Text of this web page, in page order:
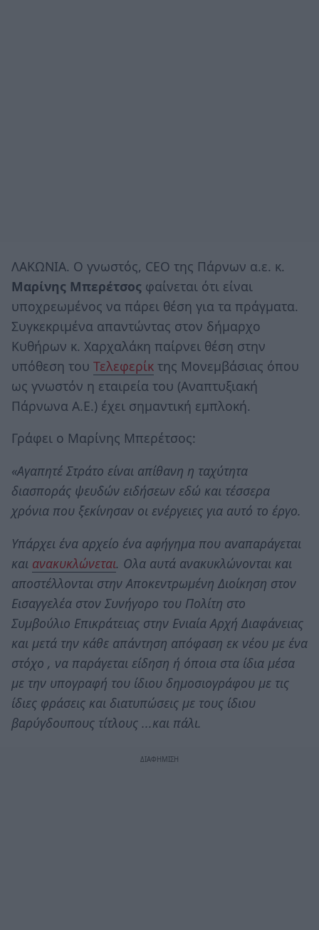
ΛΑΚΩΝΙΑ. O γνωστός, CEO της Πάρνων α.ε. κ.
Μαρίνης Μπερέτσος φαίνεται ότι είναι
υποχρεωμένος να πάρει θέση για τα πράγματα.
Συγκεκριμένα απαντώντας στον δήμαρχο
Κυθήρων κ. Χαρχαλάκη παίρνει θέση στην
υπόθεση του Τελεφερίκ της Μονεμβάσιας όπου
ως γνωστόν η εταιρεία του (Αναπτυξιακή
Πάρνωνα Α.Ε.) έχει σημαντική εμπλοκή.
Γράφει ο Mαρίνης Μπερέτσος:
«Αγαπητέ Στράτο είναι απίθανη η ταχύτητα
διασποράς ψευδών ειδήσεων εδώ και τέσσερα
χρόνια που ξεκίνησαν οι ενέργειες για αυτό το έργο.
Υπάρχει ένα αρχείο ένα αφήγημα που αναπαράγεται
και ανακυκλώνεται. Ολα αυτά ανακυκλώνονται και
αποστέλλονται στην Αποκεντρωμένη Διοίκηση στον
Εισαγγελέα στον Συνήγορο του Πολίτη στο
Συμβούλιο Επικράτειας στην Ενιαία Αρχή Διαφάνειας
και μετά την κάθε απάντηση απόφαση εκ νέου με ένα
στόχο , να παράγεται είδηση ή όποια στα ίδια μέσα
με την υπογραφή του ίδιου δημοσιογράφου με τις
ίδιες φράσεις και διατυπώσεις με τους ίδιου
βαρύγδουπους τίτλους ...και πάλι.